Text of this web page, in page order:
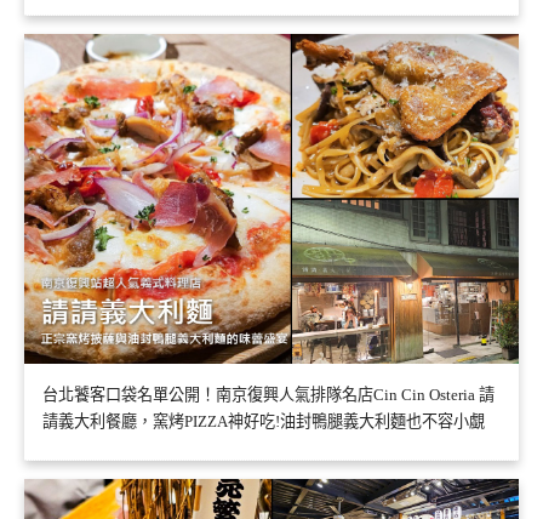
台北饕客口袋名單公開！南京復興人氣排隊名店Cin Cin Osteria 請
請義大利餐廳，窯烤PIZZA神好吃!油封鴨腿義大利麵也不容小覷